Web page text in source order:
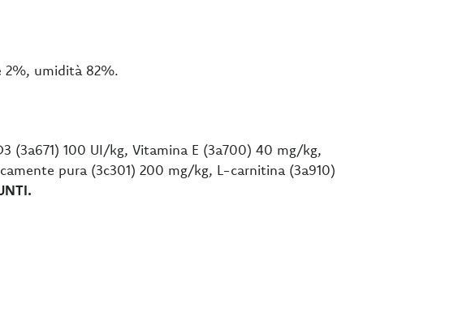
2%, umidità 82%.
(3a671) 100 UI/kg, Vitamina E (3a700) 40 mg/kg,
pura (3c301) 200 mg/kg, L-carnitina (3a910)